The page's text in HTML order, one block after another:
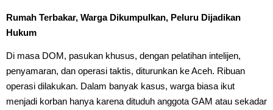
Rumah Terbakar, Warga Dikumpulkan, Peluru Dijadikan
Hukum
Di masa DOM, pasukan khusus, dengan pelatihan intelijen,
penyamaran, dan operasi taktis, diturunkan ke Aceh. Ribuan
operasi dilakukan. Dalam banyak kasus, warga biasa ikut
menjadi korban hanya karena dituduh anggota GAM atau sekadar